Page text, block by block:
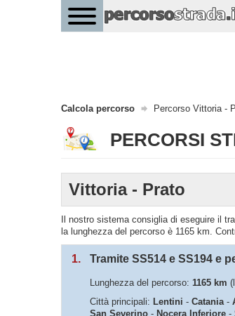
Calcola percorso Percorso Vittoria -
PERCORSI
Vittoria - Prato
Il nostro sistema consiglia di eseguire il
la lunghezza del percorso è 1165 km.
1. Tramite SS514 e SS194 e
Lunghezza del percorso: 1165 km
Città principali: Lentini - Catania-
San Severino - Nocera Inferiore -